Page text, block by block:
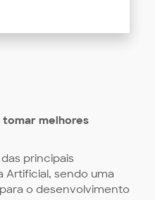
tomar melhores
principais
Artificial, sendo uma
o desenvolvimento